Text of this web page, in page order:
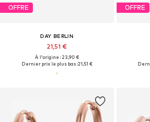
OFFRE
DAY BERLIN
21,51 €
À l'origine : 23,90 €
Dernier prix le plus bas :21,51 €
OFFRE